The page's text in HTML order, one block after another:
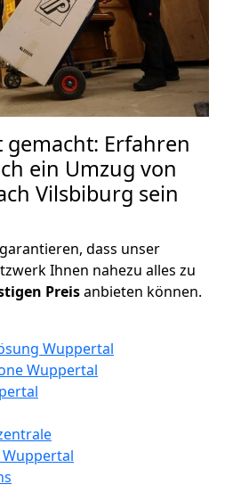
gemacht: Erfahren
ein Umzug von
Vilsbiburg sein
dass unser
Ihnen nahezu alles zu
Preisanbieten können.
Wuppertal
Wuppertal